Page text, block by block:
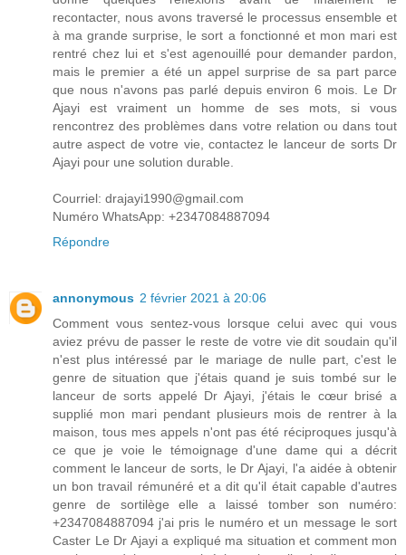
recontacter, nous avons traversé le processus ensemble et
à ma grande surprise, le sort a fonctionné et mon mari est
rentré chez lui et s'est agenouillé pour demander pardon,
mais le premier a été un appel surprise de sa part parce
que nous n'avons pas parlé depuis environ 6 mois. Le Dr
Ajayi est vraiment un homme de ses mots, si vous
rencontrez des problèmes dans votre relation ou dans tout
autre aspect de votre vie, contactez le lanceur de sorts Dr
Ajayi pour une solution durable.
Courriel: drajayi1990@gmail.com
Numéro WhatsApp: +2347084887094
Répondre
annonymous 2 février 2021 à 20:06
Comment vous sentez-vous lorsque celui avec qui vous
aviez prévu de passer le reste de votre vie dit soudain qu'il
n'est plus intéressé par le mariage de nulle part, c'est le
genre de situation que j'étais quand je suis tombé sur le
lanceur de sorts appelé Dr Ajayi, j'étais le cœur brisé a
supplié mon mari pendant plusieurs mois de rentrer à la
maison, tous mes appels n'ont pas été réciproques jusqu'à
ce que je voie le témoignage d'une dame qui a décrit
comment le lanceur de sorts, le Dr Ajayi, l'a aidée à obtenir
un bon travail rémunéré et a dit qu'il était capable d'autres
genre de sortilège elle a laissé tomber son numéro:
+2347084887094 j'ai pris le numéro et un message le sort
Caster Le Dr Ajayi a expliqué ma situation et comment mon